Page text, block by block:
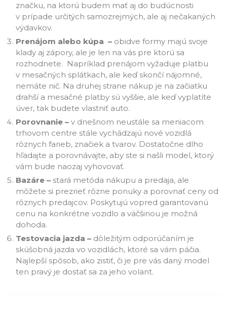
značku, na ktorú budem mať aj do budúcnosti
v prípade určitých samozrejmých, ale aj nečakaných
výdavkov.
Prenájom alebo kúpa – obidve formy majú svoje
klady aj zápory, ale je len na vás pre ktorú sa
rozhodnete. Napríklad prenájom vyžaduje platbu
v mesačných splátkach, ale keď skončí nájomné,
nemáte nič. Na druhej strane nákup je na začiatku
drahší a mesačné platby sú vyššie, ale keď vyplatíte
úver, tak budete vlastniť auto.
Porovnanie –v dnešnom neustále sa meniacom
trhovom centre stále vychádzajú nové vozidlá
rôznych farieb, značiek a tvarov. Dostatočne dlho
hľadajte a porovnávajte, aby ste si našli model, ktorý
vám bude naozaj vyhovovať.
Bazáre – stará metóda nákupu a predaja, ale
môžete si prezrieť rôzne ponuky a porovnať ceny od
rôznych predajcov. Poskytujú vopred garantovanú
cenu na konkrétne vozidlo a väčšinou je možná
dohoda.
Testovacia jazda – dôležitým odporúčaním je
skúšobná jazda vo vozidlách, ktoré sa vám páčia.
Najlepší spôsob, ako zistiť, či je pre vás daný model
ten pravý je dostať sa za jeho volant.